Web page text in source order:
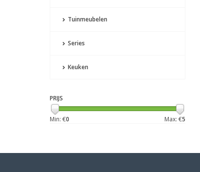
Tuinmeubelen
Series
Keuken
PRIJS
Min: €0 Max: €5